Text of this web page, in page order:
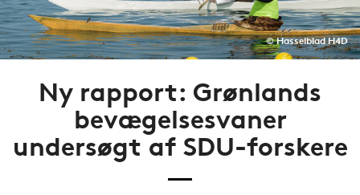
© Hasselblad H4D
Ny rapport: Grønlands
bevægelsesvaner
undersøgt af SDU-forskere